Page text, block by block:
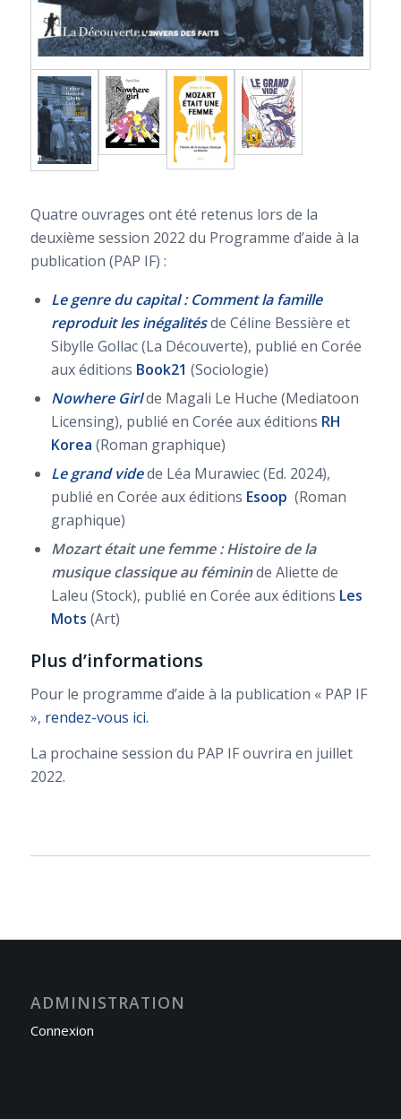
Quatre ouvrages ont été retenus lors de la
deuxième session 2022 du Programme d’aide à la
publication (PAP IF) :
Le genre du capital : Comment la famille
reproduit les inégalitésde Céline Bessière et
Sibylle Gollac (La Découverte), publié en Corée
aux éditions Book21 (Sociologie)
Nowhere Girlde Magali Le Huche (Mediatoon
Licensing), publié en Corée aux éditions RH
Korea (Roman graphique)
Le grand videde Léa Murawiec (Ed. 2024),
publié en Corée aux éditions Esoop (Roman
graphique)
Mozart était une femme : Histoire de la
musique classique au fémininde Aliette de
Laleu (Stock), publié en Corée aux éditions Les
Mots (Art)
Plus d’informations
Pour le programme d’aide à la publication « PAP IF
», rendez-vous ici.
La prochaine session du PAP IF ouvrira en juillet
2022.
ADMINISTRATION
Connexion